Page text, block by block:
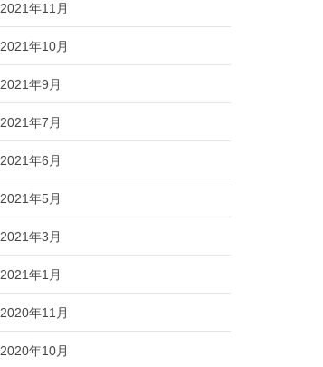
2021年11月
2021年10月
2021年9月
2021年7月
2021年6月
2021年5月
2021年3月
2021年1月
2020年11月
2020年10月